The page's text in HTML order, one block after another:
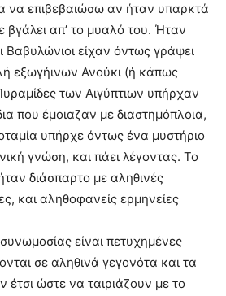
να επιβεβαιώσω αν ήταν υπαρκτά
βγάλει απ’ το μυαλό του. Ήταν
Βαβυλώνιοι είχαν όντως γράψει
εξωγήινων Ανούκι (ή κάπως
των Αιγύπτιων υπήρχαν
που έμοιαζαν με διαστημόπλοια,
υπήρχε όντως ένα μυστήριο
γνώση, και πάει λέγοντας. Το
διάσπαρτο με αληθινές
και αληθοφανείς ερμηνείες
είναι πετυχημένες
σε αληθινά γεγονότα και τα
έτσι ώστε να ταιριάζουν με το